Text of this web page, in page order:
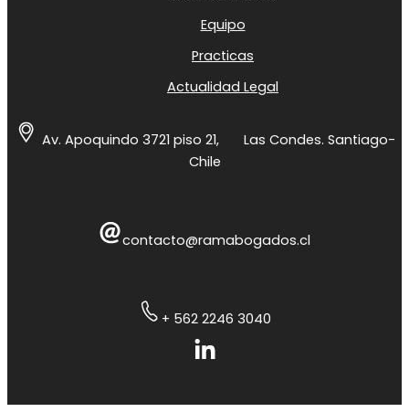
Equipo
Practicas
Actualidad Legal
Av. Apoquindo 3721 piso 21,
Las Condes. Santiago-
Chile
contacto@ramabogados.cl
+ 562 2246 3040